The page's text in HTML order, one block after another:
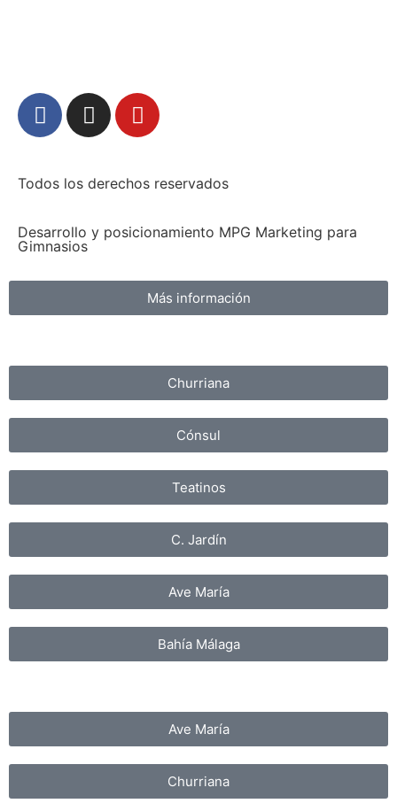
Todos los derechos reservados
Desarrollo y posicionamiento MPG Marketing para
Gimnasios
Más información
Churriana
Cónsul
Teatinos
C. Jardín
Ave María
Bahía Málaga
Ave María
Churriana